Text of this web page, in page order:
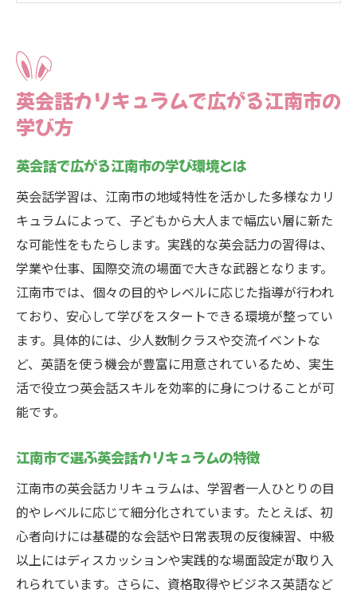
実用的な英会話力を江南市で育てる秘訣
英会話カリキュラムで得られる実践力
日常会話からビジネス英語へのステップア
ップ
江南市の英会話学習で目指すべき目標
英会話力強化に必要な学習プランの立て方
江南市ならではの英会話カリキュラム徹底解説
江南市独自の英会話カリキュラムとは
地域性を活かした英会話レッスン内容
英会話教室選びで大切なチェックポイント
江南市の教室が提供するサポート体制
英会話カリキュラム選びの成功事例を紹介
子どもから大人まで満足できる英会話の選び方
年齢別に選ぶ英会話カリキュラムの基準
子どもの英語教育に適した学び方の工夫
大人におすすめの英会話学習法とは
英会話カリキュラムで広がる江南市の
学び方
英会話で広がる江南市の学び環境とは
英会話学習は、江南市の地域特性を活かした多様なカリ
キュラムによって、子どもから大人まで幅広い層に新た
な可能性をもたらします。実践的な英会話力の習得は、
学業や仕事、国際交流の場面で大きな武器となります。
江南市では、個々の目的やレベルに応じた指導が行われ
ており、安心して学びをスタートできる環境が整ってい
ます。具体的には、少人数制クラスや交流イベントな
ど、英語を使う機会が豊富に用意されているため、実生
活で役立つ英会話スキルを効率的に身につけることが可
能です。
江南市で選ぶ英会話カリキュラムの特徴
江南市の英会話カリキュラムは、学習者一人ひとりの目
的やレベルに応じて細分化されています。たとえば、初
心者向けには基礎的な会話や日常表現の反復練習、中級
以上にはディスカッションや実践的な場面設定が取り入
れられています。さらに、資格取得やビジネス英語など